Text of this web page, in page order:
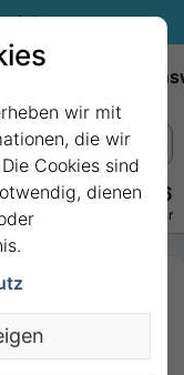
sichern.
228 3875 7256
· Täglich 08–22 Uhr
wir mit
die wir
Cookies sind
dienen